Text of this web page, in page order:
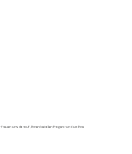
uns darauf, Ihnen bei allen Fragen rund um Ihre